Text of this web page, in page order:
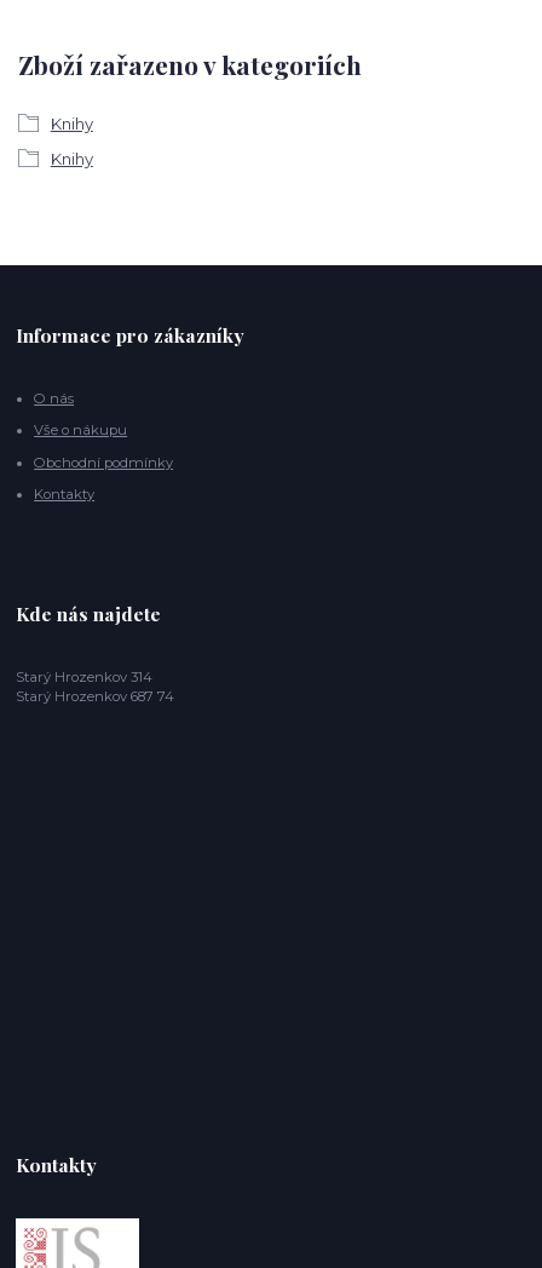
Zboží zařazeno v kategoriích
Knihy
Knihy
Informace pro zákazníky
O nás
Vše o nákupu
Obchodní podmínky
Kontakty
Kde nás najdete
Starý Hrozenkov 314
Starý Hrozenkov 687 74
Kontakty